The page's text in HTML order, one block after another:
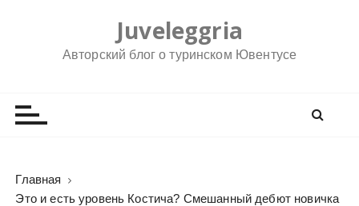
Juveleggria
Авторский блог о туринском Ювентусе
Главная
Это и есть уровень Костича? Смешанный дебют новичка